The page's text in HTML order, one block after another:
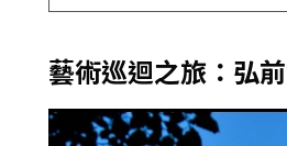
藝術巡迴之旅：弘